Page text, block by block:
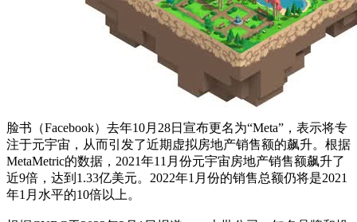
脸书（Facebook）去年10月28日宣布更名为“Meta”，表示将专
注于元宇宙，从而引发了近期虚拟房地产销售额的飙升。根据
MetaMetric的数据，2021年11月份元宇宙房地产销售额飙升了
近9倍，达到1.33亿美元。2022年1月份的销售总额仍将是2021
年1月水平的10倍以上。